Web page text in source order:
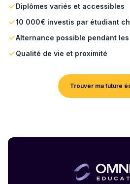
Diplômes variés et accessibles
10 000€ investis par étudiant
Alternance possible pendant
Qualité de vie et proximité
Trouver ma future